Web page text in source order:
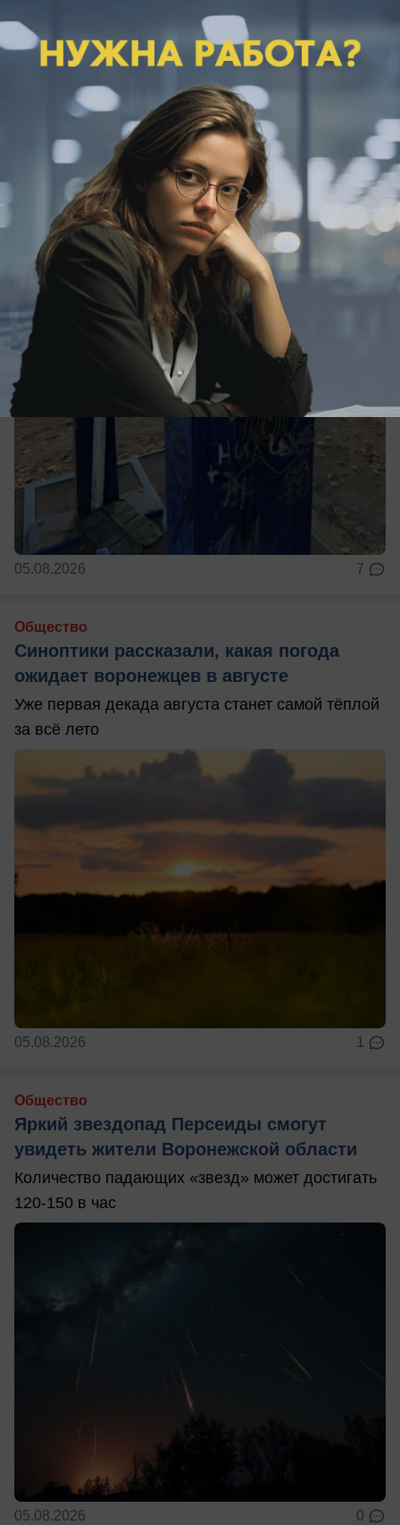
05.08.2026
Имитируя успех: депутат Сухинин снова
решил «попиариться» на работе
администрации
И снова «попал впросак»
05.08.2026 7
Общество
Синоптики рассказали, какая погода
ожидает воронежцев в августе
Уже первая декада августа станет самой тёплой
за всё лето
05.08.2026 1
Общество
Яркий звездопад Персеиды смогут
увидеть жители Воронежской области
Количество падающих «звезд» может достигать
120-150 в час
05.08.2026 0